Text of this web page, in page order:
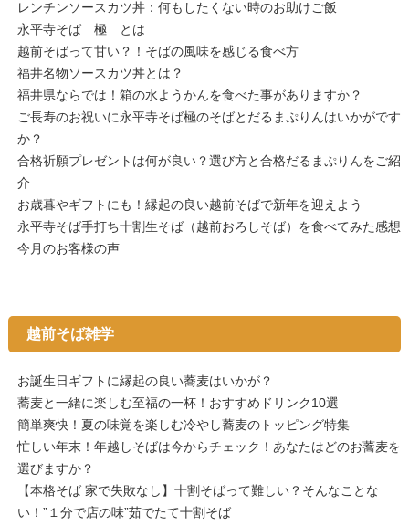
レンチンソースカツ丼：何もしたくない時のお助けご飯
永平寺そば 極 とは
越前そばって甘い？！そばの風味を感じる食べ方
福井名物ソースカツ丼とは？
福井県ならでは！箱の水ようかんを食べた事がありますか？
ご長寿のお祝いに永平寺そば極のそばとだるまぷりんはいかがです
か？
合格祈願プレゼントは何が良い？選び方と合格だるまぷりんをご紹
介
お歳暮やギフトにも！縁起の良い越前そばで新年を迎えよう
永平寺そば手打ち十割生そば（越前おろしそば）を食べてみた感想
今月のお客様の声
越前そば雑学
お誕生日ギフトに縁起の良い蕎麦はいかが？
蕎麦と一緒に楽しむ至福の一杯！おすすめドリンク10選
簡単爽快！夏の味覚を楽しむ冷やし蕎麦のトッピング特集
忙しい年末！年越しそばは今からチェック！あなたはどのお蕎麦を
選びますか？
【本格そば 家で失敗なし】十割そばって難しい？そんなことな
い！”１分で店の味”茹でたて十割そば